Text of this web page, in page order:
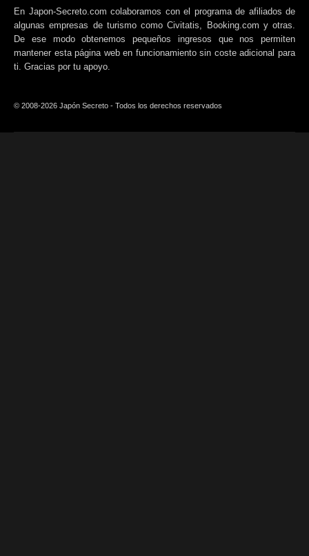
En Japon-Secreto.com colaboramos con el programa de afiliados de
algunas empresas de turismo como Civitatis, Booking.com y otras.
De ese modo obtenemos pequeños ingresos que nos permiten
mantener esta página web en funcionamiento sin coste adicional para
ti. Gracias por tu apoyo.
© 2008-2026 Japón Secreto - Todos los derechos reservados